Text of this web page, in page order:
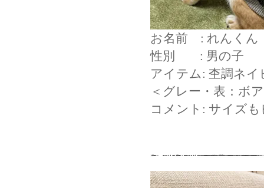
お名前 : れんくん
性別 : 男の子
アイテム: 杢調ネ
＜グレー・表：ボ
コメント: サイズ